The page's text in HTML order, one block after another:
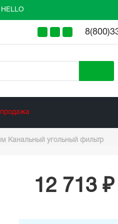
Канальный угольный фильтр
12 713 ₽